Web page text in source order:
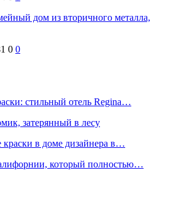
дом из вторичного металла,
0 0
стильный отель Regina…
затерянный в лесу
в доме дизайнера в…
который полностью…